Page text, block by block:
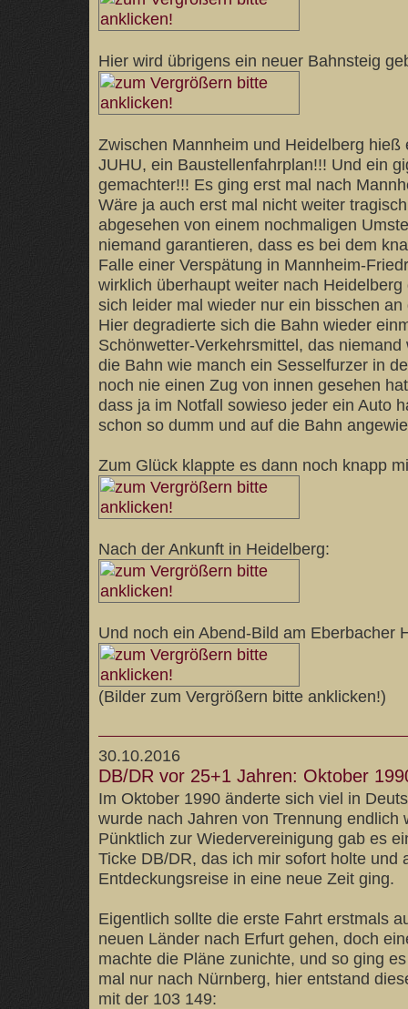
Hier wird übrigens ein neuer Bahnsteig
Zwischen Mannheim und Heidelberg hieß
JUHU, ein Baustellenfahrplan!!! Und ein
gemachter!!! Es ging erst mal nach
Wäre ja auch erst mal nicht weiter
abgesehen von einem nochmaligen
niemand garantieren, dass es bei dem
Falle einer Verspätung in Mannheim-
wirklich überhaupt weiter nach
sich leider mal wieder nur ein bisschen
Hier degradierte sich die Bahn wieder
Schönwetter-Verkehrsmittel, das
die Bahn wie manch ein Sesselfurzer in
noch nie einen Zug von innen gesehen
dass ja im Notfall sowieso jeder ein Auto
schon so dumm und auf die Bahn
Zum Glück klappte es dann noch knapp
Nach der Ankunft in Heidelberg:
Und noch ein Abend-Bild am Eberbacher
(Bilder zum Vergrößern bitte anklicken!)
30.10.2016
DB/DR vor 25+1 Jahren: Oktober
Im Oktober 1990 änderte sich viel in
wurde nach Jahren von Trennung endlich
Pünktlich zur Wiedervereinigung gab es
Ticke DB/DR, das ich mir sofort holte und
Entdeckungsreise in eine neue Zeit ging.
Eigentlich sollte die erste Fahrt erstmals
neuen Länder nach Erfurt gehen, doch
machte die Pläne zunichte, und so ging
mal nur nach Nürnberg, hier entstand
mit der 103 149: